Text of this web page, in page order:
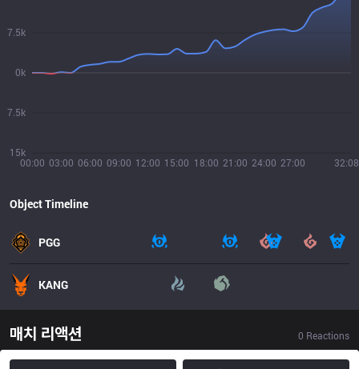
00:00 03:00 06:00 09:00 12:00 15:00 18:00 21:00 24:00 27:00 32:08
15k
7.5k
0k
7.5k
Object Timeline
PGG
KANG
매치 리액션 0 Reactions